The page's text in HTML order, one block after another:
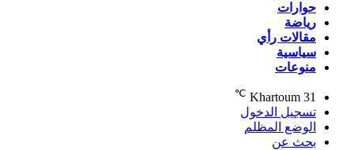
حوارات
رياضة
مقالات رأي
سياسية
منوعات
Khartoum 31
℃
تسجيل الدخول
الوضع المظلم
بحث عن